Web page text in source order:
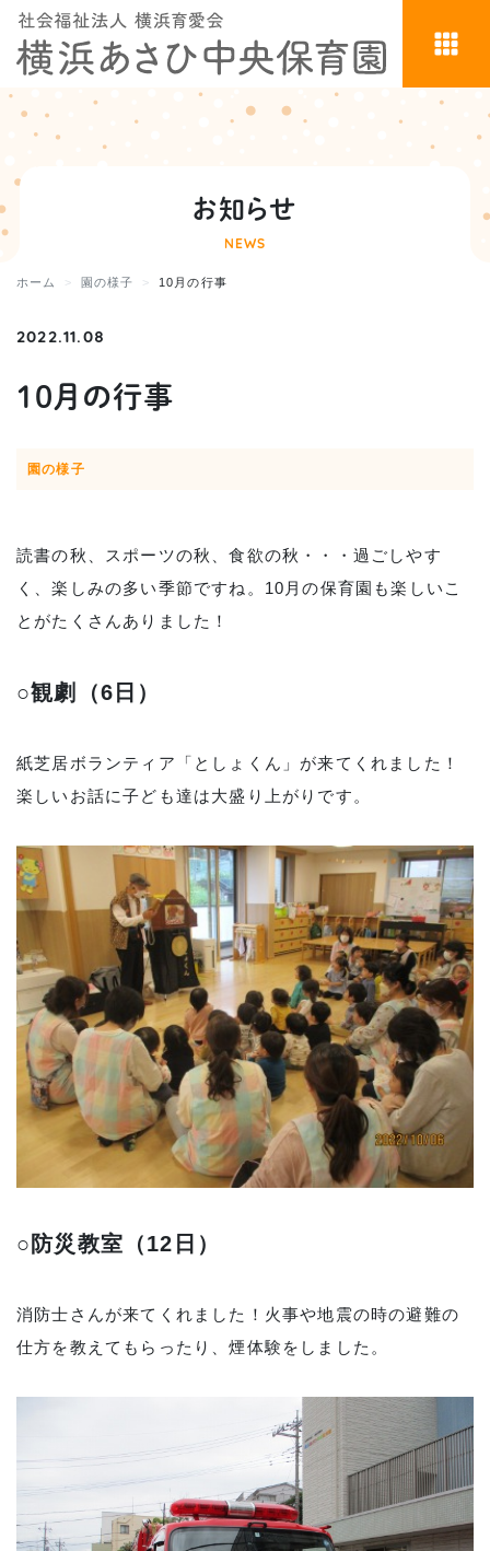
お知らせ
NEWS
ホーム 園の様子 10月の行事
2022.11.08
10月の行事
園の様子
読書の秋、スポーツの秋、食欲の秋・・・過ごしやす
く、楽しみの多い季節ですね。10月の保育園も楽しいこ
とがたくさんありました！
○観劇（6日）
紙芝居ボランティア「としょくん」が来てくれました！
楽しいお話に子ども達は大盛り上がりです。
○防災教室（12日）
消防士さんが来てくれました！火事や地震の時の避難の
仕方を教えてもらったり、煙体験をしました。